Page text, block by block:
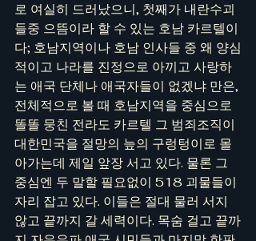
로 여실히 드러났으니, 첫째가 내란수괴
들중 으뜸이라 할 수 있는 호남 카르텔이
다; 호남지역이나 호남 인사들 중 왜 양심
적이고 나라를 진정으로 아끼고 사랑하
는 애국 단체나 애국자들이 없겠냐 만은,
전체적으로 볼 때 호남지역을 중심으로
똘똘 뭉친 전라도 카르텔 그 범죄조직이
대한민국을 절망의 늪의 구렁텅이로 몰
아가는데 제일 앞장 서고 있다. 물론 그
중심엔 두 말할 필요없이 518 괴물들이
자리 잡고 있다. 이들은 절대 물러 서지
않고 끝까지 갈 세력이다. 목숨 걸고 끝까